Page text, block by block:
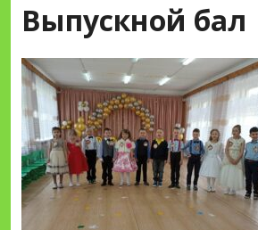
Выпускной бал